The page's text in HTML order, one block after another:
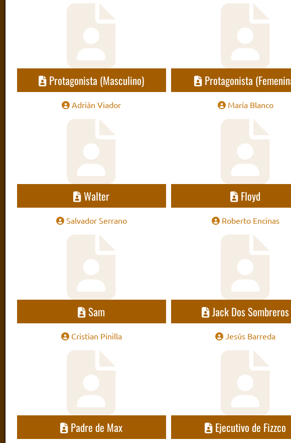
Protagonista (Masculino)
Adrián Viador
Protagonista
María Blanco
Walter
Salvador Serrano
Floyd
Roberto Encinas
Sam
Cristian Pinilla
Jack Dos Sombreros
Jesús Barreda
Padre de Max Ejecutivo de Fizzco